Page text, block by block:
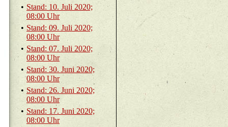
• Stand: 10. Juli 2020;
08:00 Uhr
• Stand: 09. Juli 2020;
08:00 Uhr
• Stand: 07. Juli 2020;
08:00 Uhr
• Stand: 30. Juni 2020;
08:00 Uhr
• Stand: 26. Juni 2020;
08:00 Uhr
• Stand: 17. Juni 2020;
08:00 Uhr